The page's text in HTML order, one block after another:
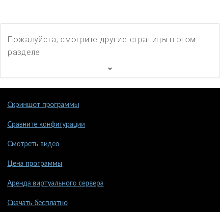
Пожалуйста, смотрите другие страницы в этом
разделе
Скриншот программы
Сравните конфигурации
Смотреть видео
Цена программы
Аренда виртуального сервера
Скачать бесплатно